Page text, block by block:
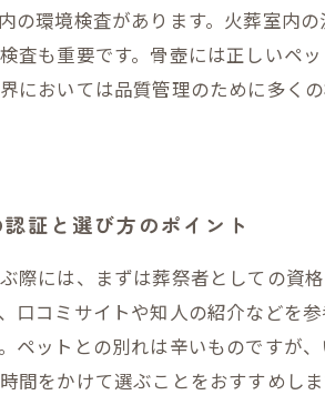
の環境検査があります。火葬室内
査も重要です。骨壺には正しいペ
においては品質管理のために多く
証と選び方のポイント
際には、まずは葬祭者としての資
口コミサイトや知人の紹介などを
ペットとの別れは辛いものですが
間をかけて選ぶことをおすすめし